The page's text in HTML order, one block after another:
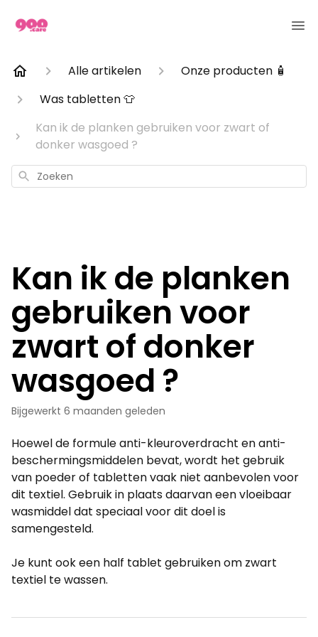
Alle artikelen
Onze producten 🧴
Was tabletten 👕
Kan ik de planken gebruiken voor zwart of
donker wasgoed ?
Zoeken
Kan ik de planken
gebruiken voor
zwart of donker
wasgoed ?
Bijgewerkt 6 maanden geleden
Hoewel de formule anti-kleuroverdracht en anti-
beschermingsmiddelen bevat, wordt het gebruik
van poeder of tabletten vaak niet aanbevolen voor
dit textiel. Gebruik in plaats daarvan een vloeibaar
wasmiddel dat speciaal voor dit doel is
samengesteld.
Je kunt ook een half tablet gebruiken om zwart
textiel te wassen.